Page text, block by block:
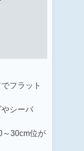
フラット
シーバ
～30cm位が